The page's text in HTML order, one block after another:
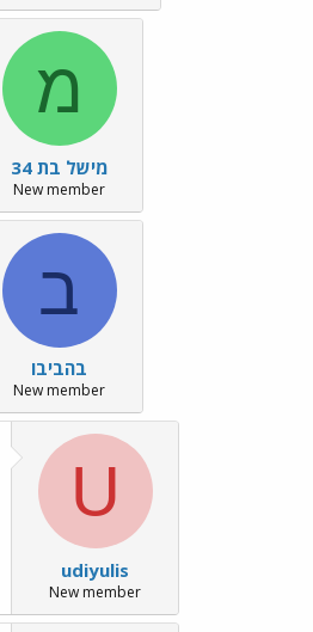
מ
מישל בת 34
New member
ב
בהביבו
New member
U
udiyulis
New member